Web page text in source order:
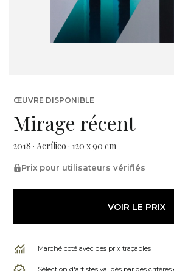
ŒUVRE DISPONIBLE
Mirage récent
2018 · Acrílico · 120 x 90 cm
Prix pour utilisateurs vérifiés
VOIR LE PRIX
Marché coté avec des prix traçables
Sélection d'artistes validés par des critères